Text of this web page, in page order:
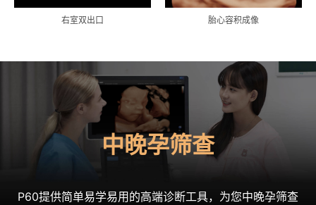
右室双出口 胎心容积成像
中晚孕筛查
P60提供简单易学易用的高端诊断工具，为您中晚孕筛查